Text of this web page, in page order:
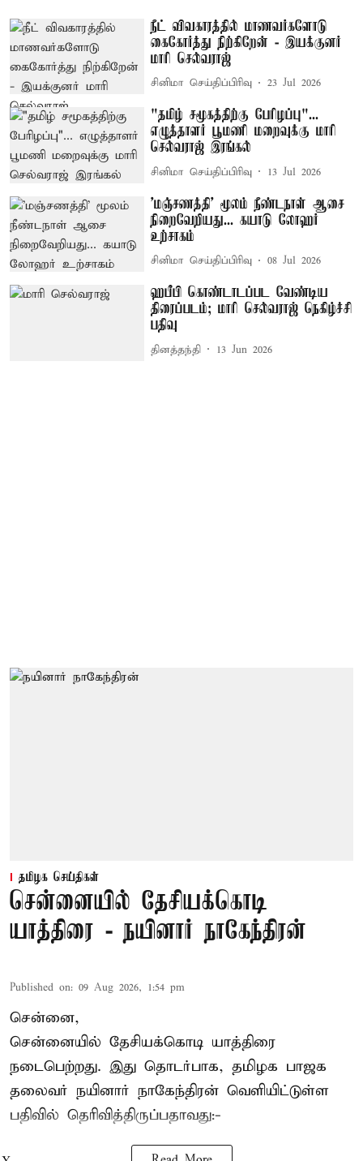
நீட் விவகாரத்தில் மாணவர்களோடு
கைகோர்த்து நிற்கிறேன் - இயக்குனர்
மாரி செல்வராஜ்
சினிமா செய்திப்பிரிவு 23 Jul 2026
"தமிழ் சமூகத்திற்கு பேரிழப்பு"...
எழுத்தாளர் பூமணி மறைவுக்கு மாரி
செல்வராஜ் இரங்கல்
சினிமா செய்திப்பிரிவு 13 Jul 2026
'மஞ்சணத்தி' மூலம் நீண்டநாள் ஆசை
நிறைவேறியது... கயாடு லோஹர்
உற்சாகம்
சினிமா செய்திப்பிரிவு 08 Jul 2026
ஹபீபி கொண்டாடப்பட வேண்டிய
திரைப்படம்; மாரி செல்வராஜ் நெகிழ்ச்சி
பதிவு
தினத்தந்தி 13 Jun 2026
தமிழக செய்திகள்
சென்னையில் தேசியக்கொடி
யாத்திரை - நயினார் நாகேந்திரன்
Published on: 09 Aug 2026, 1:54 pm
சென்னை,
சென்னையில் தேசியக்கொடி யாத்திரை
நடைபெற்றது. இது தொடர்பாக, தமிழக பாஜக
தலைவர் நயினார் நாகேந்திரன் வெளியிட்டுள்ள
பதிவில் தெரிவித்திருப்பதாவது:-